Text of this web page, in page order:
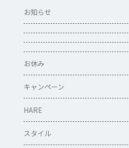
お知らせ
お休み
キャンペーン
HARE
スタイル